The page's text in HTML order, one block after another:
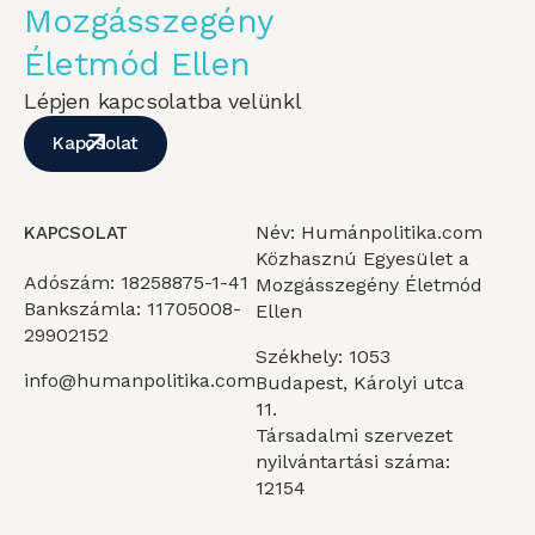
Mozgásszegény
Életmód Ellen
Lépjen kapcsolatba velünkl
Kapcsolat
KAPCSOLAT
Adószám: 18258875-1-41
Bankszámla: 11705008-
29902152
info@humanpolitika.com
Név: Humánpolitika.com
Közhasznú Egyesület a
Mozgásszegény Életmód
Ellen
Székhely: 1053
Budapest, Károlyi utca
11.
Társadalmi szervezet
nyilvántartási száma:
12154